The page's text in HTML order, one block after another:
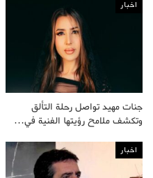
اخبار
جنات مهيد تواصل رحلة التألق
وتكشف ملامح رؤيتها الفنية في…
اخبار